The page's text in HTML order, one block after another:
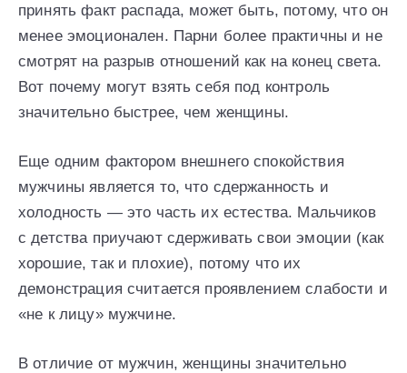
принять факт распада, может быть, потому, что он
менее эмоционален. Парни более практичны и не
смотрят на разрыв отношений как на конец света.
Вот почему могут взять себя под контроль
значительно быстрее, чем женщины.
Еще одним фактором внешнего спокойствия
мужчины является то, что сдержанность и
холодность — это часть их естества. Мальчиков
с детства приучают сдерживать свои эмоции (как
хорошие, так и плохие), потому что их
демонстрация считается проявлением слабости и
«не к лицу» мужчине.
В отличие от мужчин, женщины значительно